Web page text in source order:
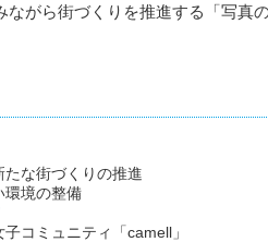
がら街づくりを推進する「写真
な街づくりの推進
環境の整備
コミュニティ「camell」